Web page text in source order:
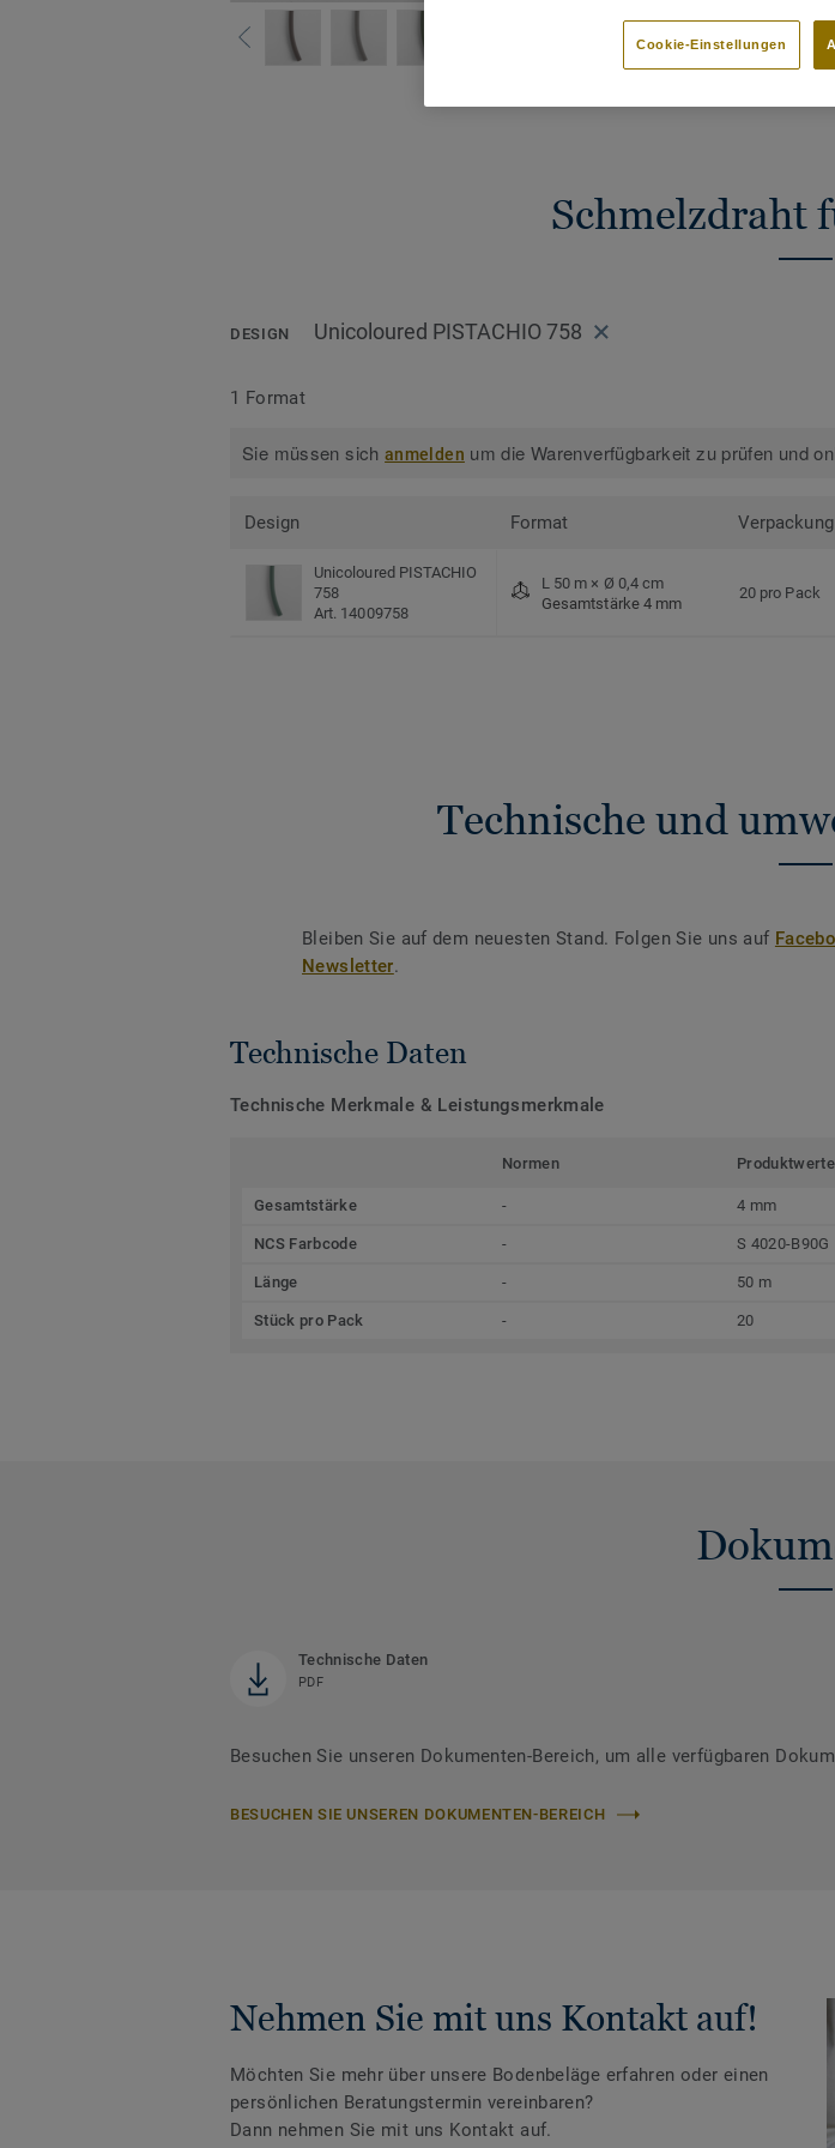
Verschweißung
Schmelzdraht
DESIGN Unicoloured PISTACHIO 758
1 Format
Sie müssen sichanmelden um die Warenverfügbarkeit zu prüfen und
Design Format Verpackung
Unicoloured PISTACHIO
758
Art. 14009758
L 50 m × Ø 0,4 cm
Gesamtstärke 4 mm
20 pro Pack
Technische und
Bleiben Sie auf dem neuesten Stand. Folgen Sie uns auf
Newsletter.
Technische Daten
Technische Merkmale & Leistungsmerkmale
Normen Produktwerte
Gesamtstärke - 4 mm
NCS Farbcode - S 4020-B90G
Länge - 50 m
Stück pro Pack - 20
Technische Daten
PDF
Besuchen Sie unseren Dokumenten-Bereich, um alle verfügbaren
BESUCHEN SIE UNSEREN DOKUMENTEN-BEREICH
Nehmen Sie mit uns Kontakt auf!
Möchten Sie mehr über unsere Bodenbeläge erfahren oder einen
persönlichen Beratungstermin vereinbaren?
Dann nehmen Sie mit uns Kontakt auf.
Cookie-Einstellungen